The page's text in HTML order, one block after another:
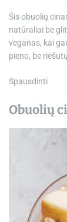
Šis obuolių
natūraliai be
veganas, kai
pieno, be
Spausdinti
Obuolių